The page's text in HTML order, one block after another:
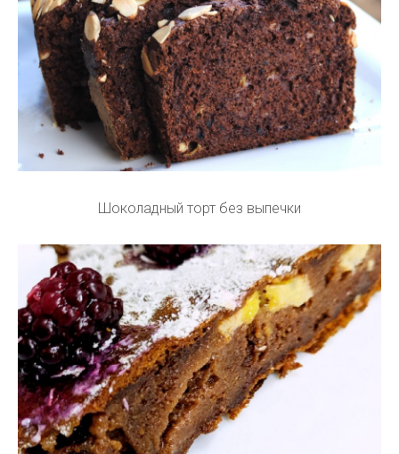
Шоколадный торт без выпечки